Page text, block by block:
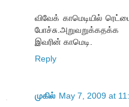
விவேக் காமெடியில்
இவரின் காமெடி.
Reply
முகில் May 7, 2009 at